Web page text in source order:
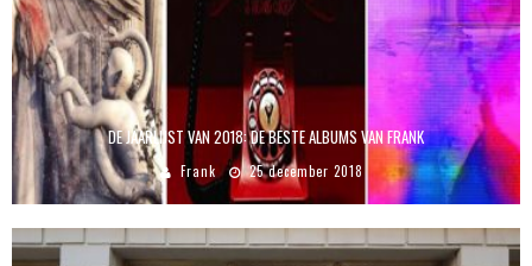
DE JAARLIJST VAN 2018: DE BESTE ALBUMS VAN FRANK
Frank 25 december 2018